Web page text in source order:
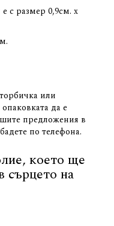
е с размер 0,9см. х
или
да е
предложения в
по телефона.
което ще
сърцето на